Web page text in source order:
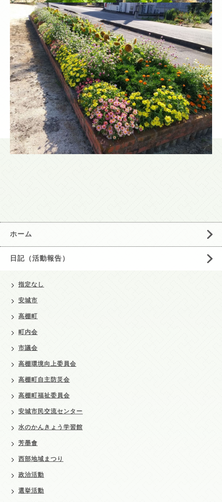
ホーム
日記（活動報告）
指定なし
安城市
高棚町
町内会
市議会
高棚環境向上委員会
高棚町自主防災会
高棚町福祉委員会
安城市民交流センター
水のかんきょう学習館
芳墨會
西部地域まつり
政治活動
選挙活動